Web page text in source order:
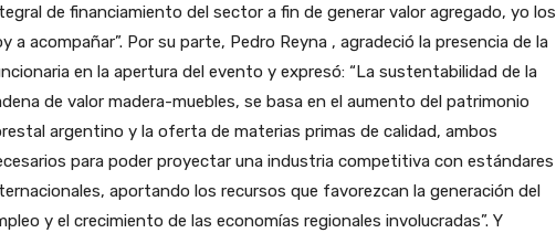
de financiamiento del sector a fin de generar valor agregado, yo los
a acompañar”. Por su parte, Pedro Reyna , agradeció la presencia de la
en la apertura del evento y expresó: “La sustentabilidad de la
de valor madera-muebles, se basa en el aumento del patrimonio
argentino y la oferta de materias primas de calidad, ambos
para poder proyectar una industria competitiva con estándares
aportando los recursos que favorezcan la generación del
y el crecimiento de las economías regionales involucradas”. Y